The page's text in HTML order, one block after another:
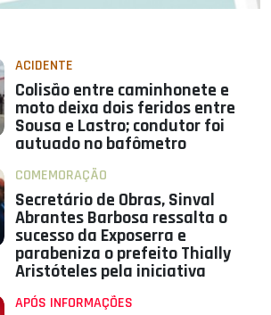
ACIDENTE
Colisão entre caminhonete e
moto deixa dois feridos entre
Sousa e Lastro; condutor foi
autuado no bafômetro
COMEMORAÇÃO
Secretário de Obras, Sinval
Abrantes Barbosa ressalta o
sucesso da Exposerra e
parabeniza o prefeito Thially
Aristóteles pela iniciativa
APÓS INFORMAÇÕES